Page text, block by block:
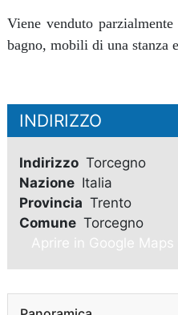
Viene venduto
bagno, mobili di una stanza
INDIRIZZO
Indirizzo Torcegno
Nazione Italia
Provincia Trento
Comune Torcegno
Aprire in Google Maps